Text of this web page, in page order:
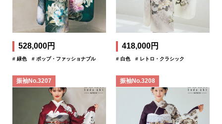
528,000円
# 緑色 # ポップ・ファッショナブル
418,000円
# 白色 # レトロ・クラシック
振袖No.3207 振袖No.3208